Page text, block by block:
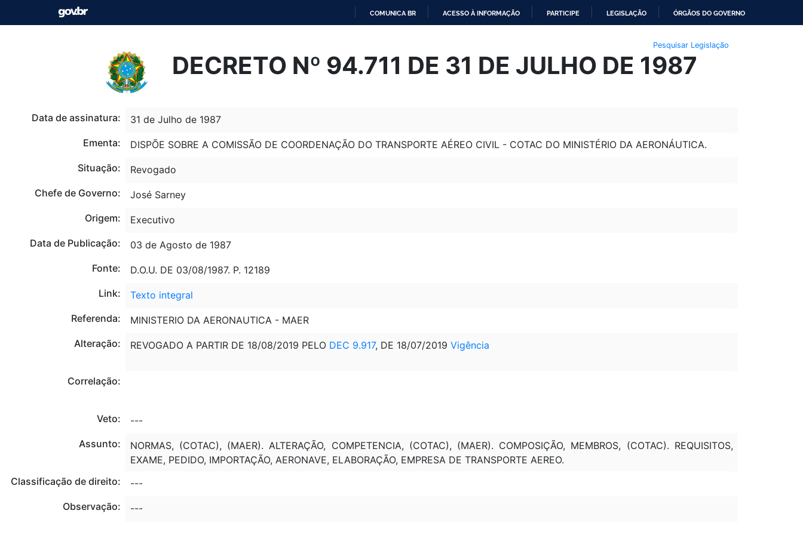
CONTEÚDO
COMUNICA BR ACESSO À INFORMAÇÃO PARTICIPE LEGISLAÇÃO ÓRGÃOS DO GOVERNO
Pesquisar Legislação
DECRETO Nº 94.711 DE 31 DE JULHO DE 1987
Data de assinatura:
31 de Julho de 1987
Ementa:
DISPÕE SOBRE A COMISSÃO DE COORDENAÇÃO DO TRANSPORTE AÉREO CIVIL - COTAC DO MINISTÉRIO DA AERONÁUTICA.
Situação:
Revogado
Chefe de Governo:
José Sarney
Origem:
Executivo
Data de Publicação:
03 de Agosto de 1987
Fonte:
D.O.U. DE 03/08/1987. P. 12189
Link:
Texto integral
Referenda:
MINISTERIO DA AERONAUTICA - MAER
Alteração:
REVOGADO A PARTIR DE 18/08/2019 PELO DEC 9.917, DE 18/07/2019 Vigência
Correlação:
Veto:
---
Assunto:
NORMAS, (COTAC), (MAER). ALTERAÇÃO, COMPETENCIA, (COTAC), (MAER). COMPOSIÇÃO, MEMBROS, (COTAC). REQUISITOS,
EXAME, PEDIDO, IMPORTAÇÃO, AERONAVE, ELABORAÇÃO, EMPRESA DE TRANSPORTE AEREO.
Classificação de direito:
---
Observação:
---